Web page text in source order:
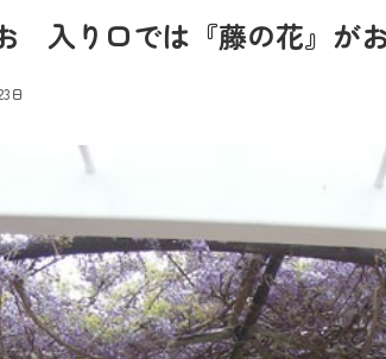
入り口では『藤の花』が
日